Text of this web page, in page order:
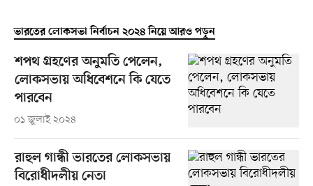
ভারতের লোকসভা নির্বাচন ২০২৪ নিয়ে আরও পড়ুন
শপথ গ্রহণের অনুমতি পেলেন,
লোকসভায় অধিবেশনে কি যেতে
পারবেন
০১ জুলাই ২০২৪
রাহুল গান্ধী ভারতের লোকসভায়
বিরোধীদলীয় নেতা